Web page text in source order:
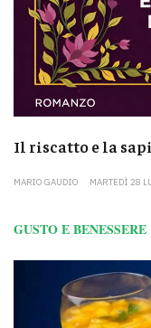
Il riscatto e la
MARIO GAUDIO MARTEDÌ 28
GUSTO E BENESSERE